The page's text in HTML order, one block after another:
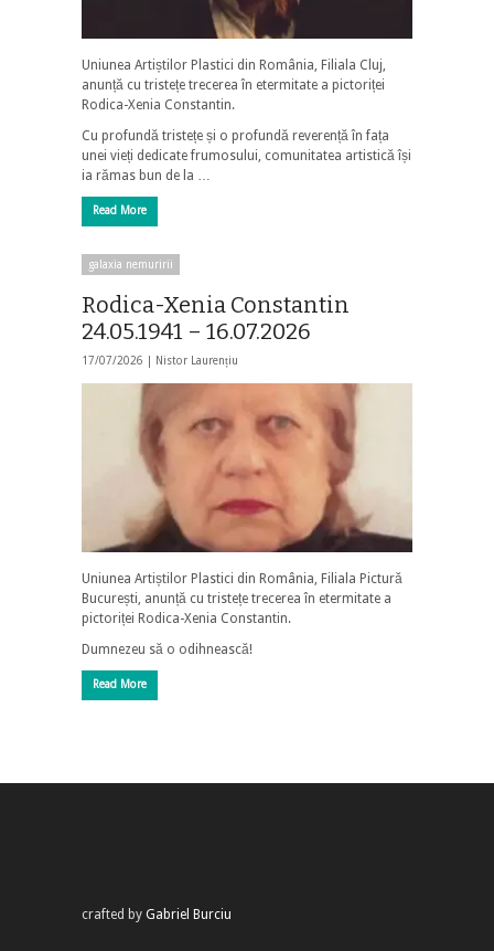
Uniunea Artiștilor Plastici din România, Filiala Cluj,
anunță cu tristețe trecerea în etermitate a pictoriței
Rodica-Xenia Constantin.
Cu profundă tristețe și o profundă reverență în fața
unei vieți dedicate frumosului, comunitatea artistică își
ia rămas bun de la …
Read More
galaxia nemuririi
Rodica-Xenia Constantin
24.05.1941 – 16.07.2026
17/07/2026 | Nistor Laurențiu
Uniunea Artiștilor Plastici din România, Filiala Pictură
București, anunță cu tristețe trecerea în etermitate a
pictoriței Rodica-Xenia Constantin.
Dumnezeu să o odihnească!
Read More
crafted by Gabriel Burciu